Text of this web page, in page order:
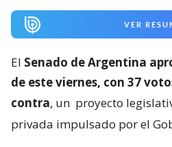
VER
El Senado de Argentina
de este viernes, con 37
contra, un proyecto
privada impulsado por el